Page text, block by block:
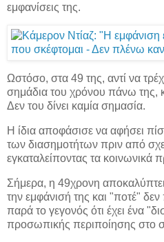
εμφανίσεις της.
Ωστόσο, στα 49 της, αντί να
σημάδια του χρόνου πάνω της,
Δεν του δίνει καμία σημασία.
Η ίδια αποφάσισε να αφήσει
των διασημοτήτων πριν από
εγκαταλείποντας τα κοινωνικά
Σήμερα, η 49χρονη αποκαλύπτει
την εμφάνισή της και "ποτέ"
παρά το γεγονός ότι έχει ένα
προσωπικής περιποίησης στο